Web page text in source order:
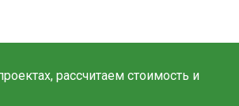
рассчитаем стоимость и